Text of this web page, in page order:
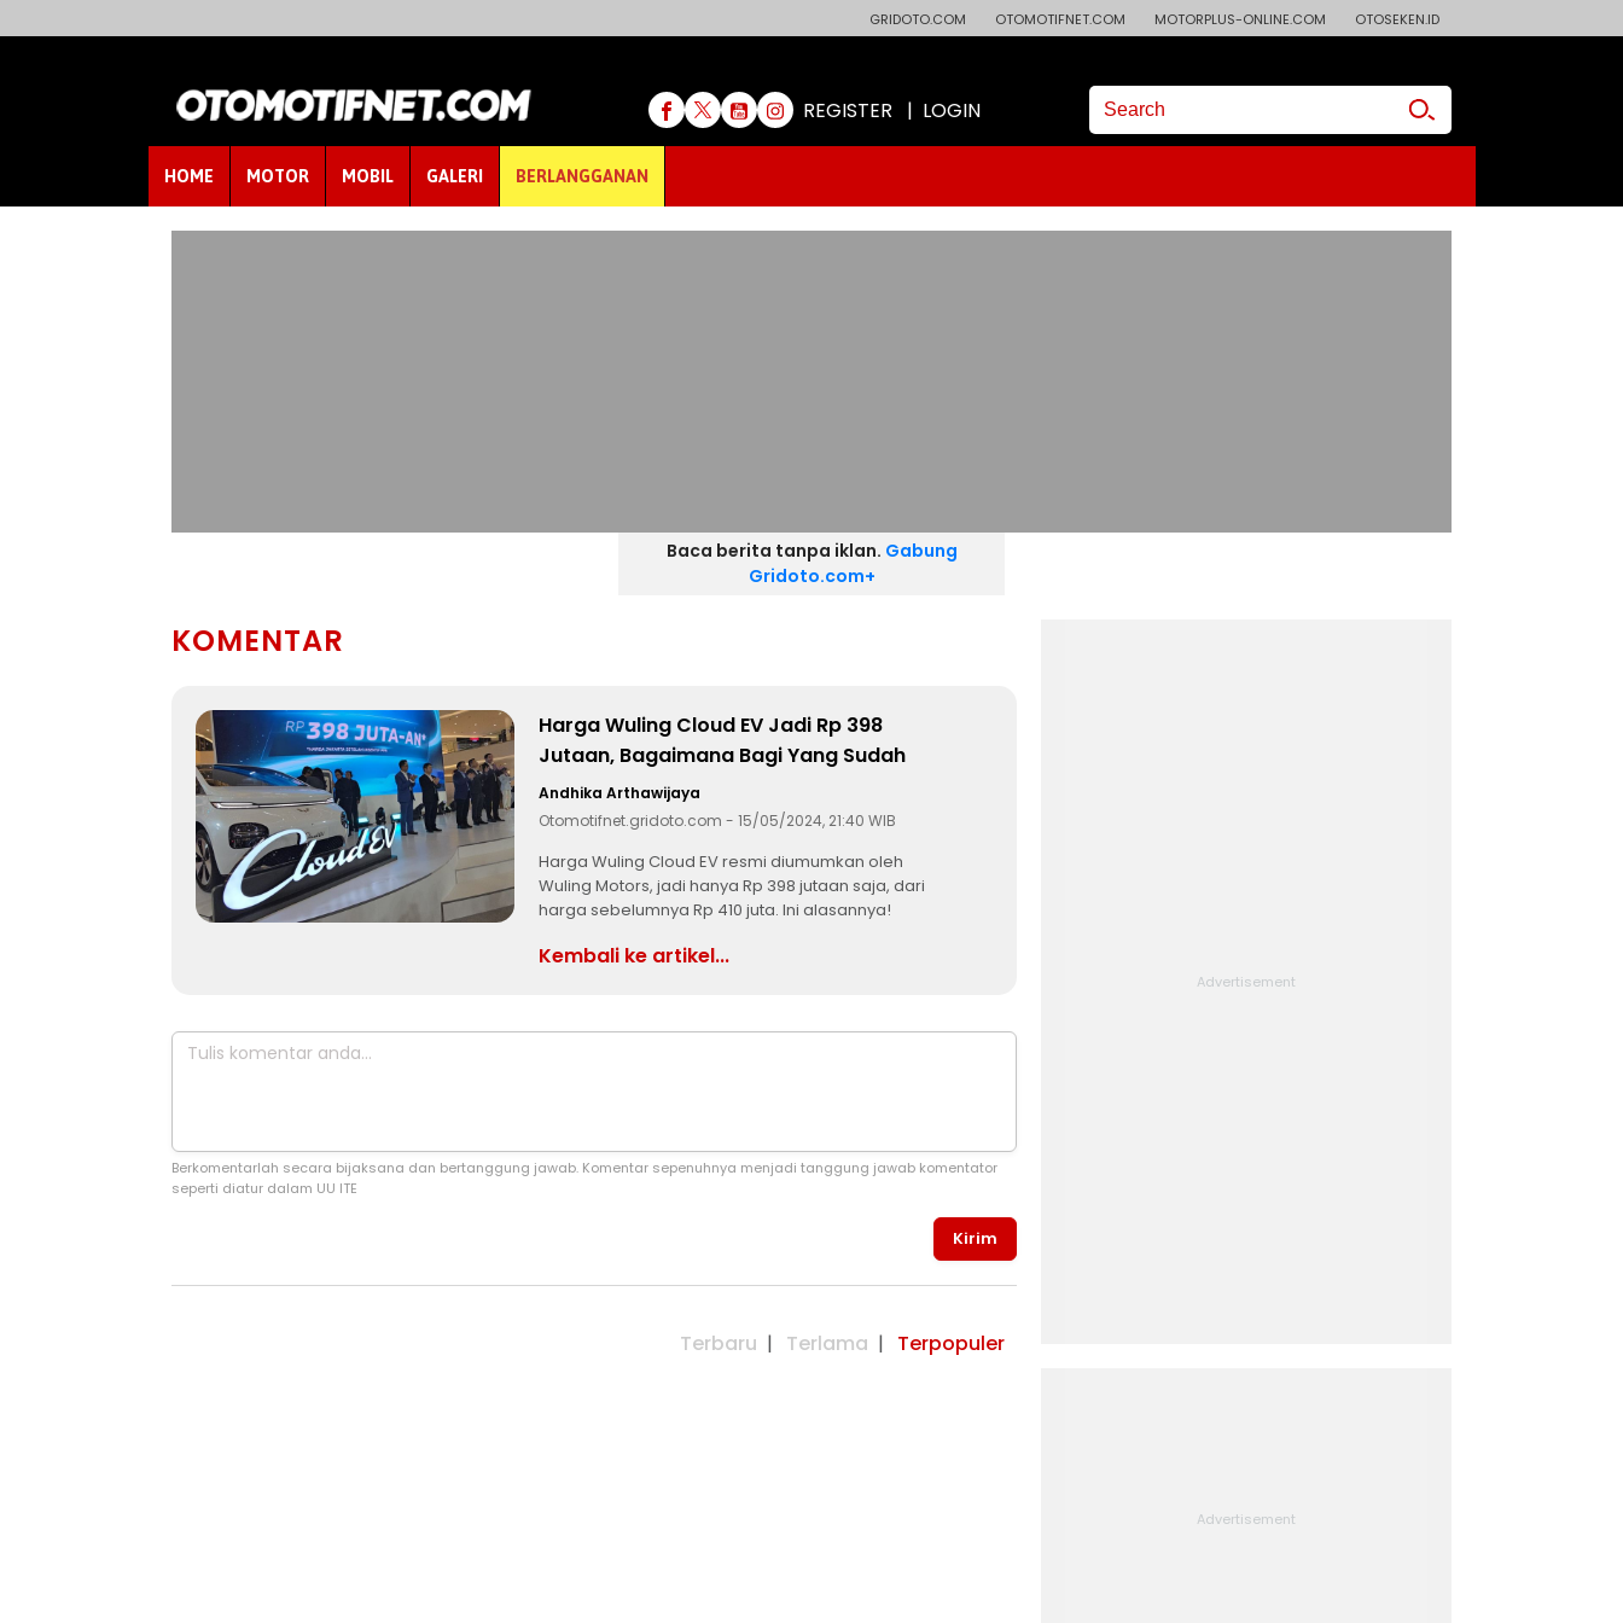
GRIDOTO.COM OTOMOTIFNET.COM MOTORPLUS-ONLINE.COM OTOSEKEN.ID
REGISTER | LOGIN
HOME MOTOR MOBIL GALERI BERLANGGANAN
Baca berita tanpa iklan. Gabung
Gridoto.com+
KOMENTAR
Harga Wuling Cloud EV Jadi Rp 398
Jutaan, Bagaimana Bagi Yang Sudah
Booking di Awal?
Andhika Arthawijaya
Otomotifnet.gridoto.com - 15/05/2024, 21:40 WIB
Harga Wuling Cloud EV resmi diumumkan oleh
Wuling Motors, jadi hanya Rp 398 jutaan saja, dari
harga sebelumnya Rp 410 juta. Ini alasannya!
Kembali ke artikel...
Berkomentarlah secara bijaksana dan bertanggung jawab. Komentar sepenuhnya menjadi tanggung jawab komentator
seperti diatur dalam UU ITE
Kirim
Terbaru Terlama Terpopuler